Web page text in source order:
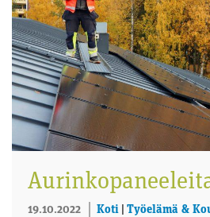
19.10.2022 Koti Työelämä &